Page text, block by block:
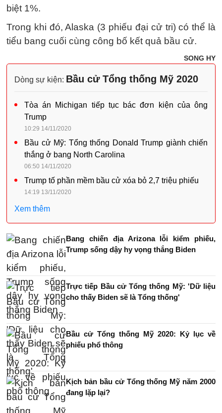
biệt 1%.
Trong khi đó, Alaska (3 phiếu đại cử tri) có thể là
tiểu bang cuối cùng công bố kết quả bầu cử.
SONG HY
Dòng sự kiện: Bầu cử Tổng thống Mỹ 2020
Tòa án Michigan tiếp tục bác đơn kiện của ông
Trump
10:29 14/11/2020
Bầu cử Mỹ: Tổng thống Donald Trump giành chiến
thắng ở bang North Carolina
06:50 14/11/2020
Trump tố phần mềm bầu cử xóa bỏ 2,7 triệu phiếu
14:19 13/11/2020
Xem thêm
Bang chiến địa Arizona lỗi kiểm phiếu,
Trump sống dậy hy vọng thắng Biden
Trực tiếp Bầu cử Tổng thống Mỹ: 'Dữ liệu
cho thấy Biden sẽ là Tổng thống'
Bầu cử Tổng thống Mỹ 2020: Kỷ lục về
phiếu phổ thông
Kịch bản bầu cử Tổng thống Mỹ năm 2000
đang lặp lại?